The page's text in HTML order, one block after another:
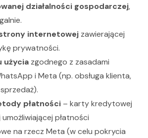
działalności gospodarczej,
internetowej zawierającej
prywatności.
użycia zgodnego z zasadami
i Meta (np. obsługa klienta,
płatności – karty kredytowej
płatności
na rzecz Meta (w celu pokrycia